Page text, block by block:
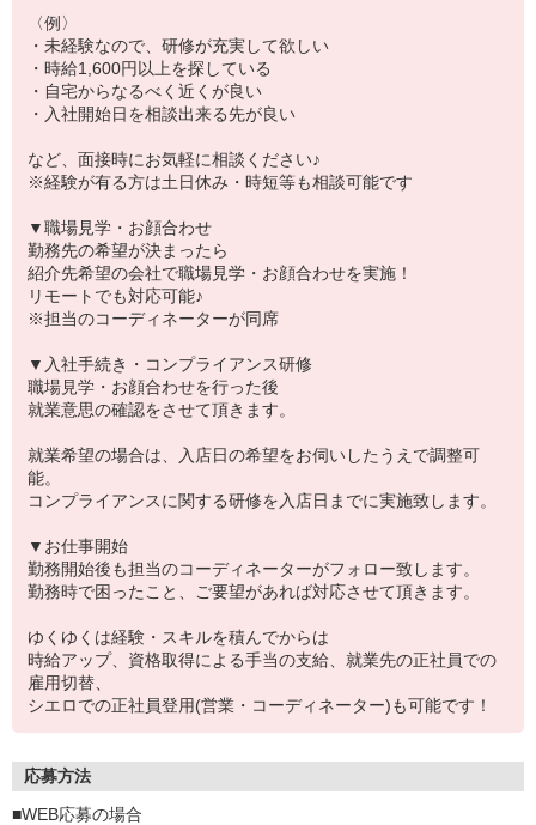
〈例〉
・未経験なので、研修が充実して欲しい
・時給1,600円以上を探している
・自宅からなるべく近くが良い
・入社開始日を相談出来る先が良い
など、面接時にお気軽に相談ください♪
※経験が有る方は土日休み・時短等も相談可能です
▼職場見学・お顔合わせ
勤務先の希望が決まったら
紹介先希望の会社で職場見学・お顔合わせを実施！
リモートでも対応可能♪
※担当のコーディネーターが同席
▼入社手続き・コンプライアンス研修
職場見学・お顔合わせを行った後
就業意思の確認をさせて頂きます。
就業希望の場合は、入店日の希望をお伺いしたうえで調整可
能。
コンプライアンスに関する研修を入店日までに実施致します。
▼お仕事開始
勤務開始後も担当のコーディネーターがフォロー致します。
勤務時で困ったこと、ご要望があれば対応させて頂きます。
ゆくゆくは経験・スキルを積んでからは
時給アップ、資格取得による手当の支給、就業先の正社員での
雇用切替、
シエロでの正社員登用(営業・コーディネーター)も可能です！
応募方法
■WEB応募の場合